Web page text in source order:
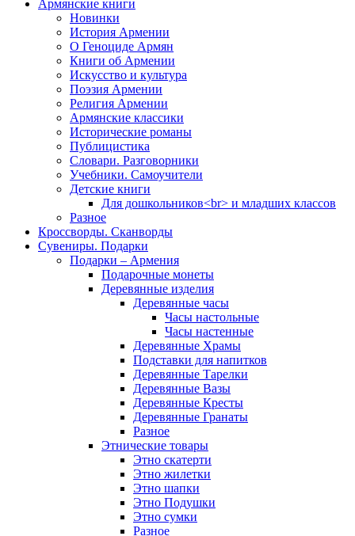
Армянские книги
Новинки
История Армении
О Геноциде Армян
Книги об Армении
Иcкусство и культура
Поэзия Армении
Религия Армении
Армянские классики
Исторические романы
Публицистика
Словари. Разговорники
Учебники. Самоучители
Детские книги
Для дошкольников<br> и младших классов
Разное
Кроссворды. Сканворды
Сувениры. Подарки
Подарки – Армения
Подарочные монеты
Деревянные изделия
Деревянные часы
Часы настольные
Часы настенные
Деревянные Храмы
Подставки для напитков
Деревянные Тарелки
Деревянные Вазы
Деревянные Кресты
Деревянные Гранаты
Разное
Этнические товары
Этно скатерти
Этно жилетки
Этно шапки
Этно Подушки
Этно сумки
Разное